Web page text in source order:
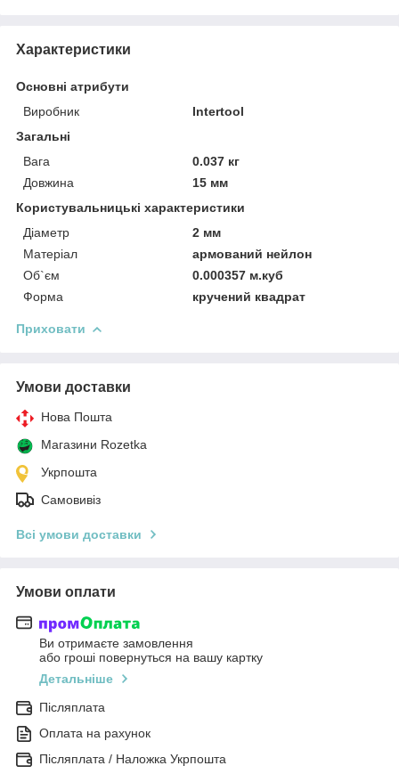
Характеристики
Основні атрибути
Виробник
Intertool
Загальні
Вага
0.037 кг
Довжина
15 мм
Користувальницькі характеристики
Діаметр
2 мм
Матеріал
армований нейлон
Об`єм
0.000357 м.куб
Форма
кручений квадрат
Приховати
Умови доставки
Нова Пошта
Магазини Rozetka
Укрпошта
Самовивіз
Всі умови доставки
Умови оплати
Ви отримаєте замовлення
або гроші повернуться на вашу картку
Детальніше
Післяплата
Оплата на рахунок
Післяплата / Наложка Укрпошта